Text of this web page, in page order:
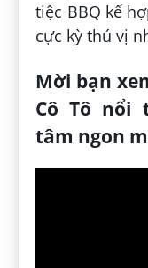
tiệc BBQ kế
cực kỳ thú vị
Mời bạn
Cô Tô nổi
tâm ngon